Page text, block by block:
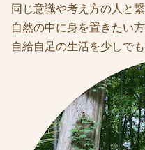
同じ意識や考え方の人と
自然の中に身を置きたい方
自給自足の生活を少しで